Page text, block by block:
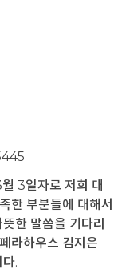
3일자로 저희 대
한 부분들에 대해서
한 말씀을 기다리
라하우스 김지은
.